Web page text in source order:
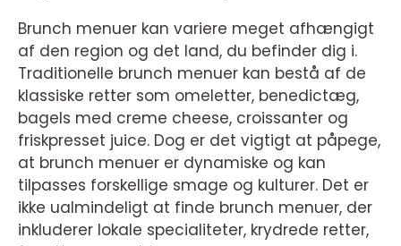
Brunch menuer kan variere meget afhængigt
af den region og det land, du befinder dig i.
Traditionelle brunch menuer kan bestå af de
klassiske retter som omeletter, benedictæg,
bagels med creme cheese, croissanter og
friskpresset juice. Dog er det vigtigt at påpege,
at brunch menuer er dynamiske og kan
tilpasses forskellige smage og kulturer. Det er
ikke ualmindeligt at finde brunch menuer, der
inkluderer lokale specialiteter, krydrede retter,